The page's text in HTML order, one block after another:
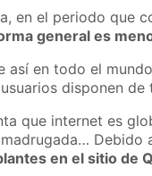
en el periodo que
general es
así en todo el
disponen
que internet es
Debido
en el sitio de